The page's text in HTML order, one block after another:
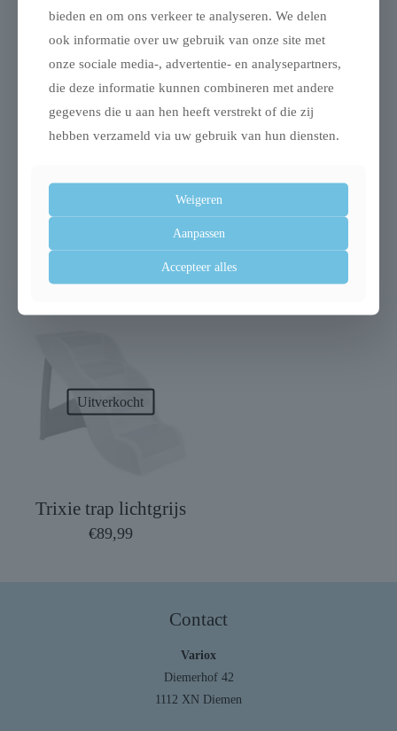
Trixie bakmat met
botjes voor hond
silicone
Trixie tube guard
€4,49
Uitverkocht
Trixie trap lichtgrijs
€89,99
Contact
Variox
Diemerhof 42
1112 XN Diemen
bieden en om ons verkeer te analyseren. We delen
ook informatie over uw gebruik van onze site met
onze sociale media-, advertentie- en analysepartners,
die deze informatie kunnen combineren met andere
gegevens die u aan hen heeft verstrekt of die zij
hebben verzameld via uw gebruik van hun diensten.
Weigeren
Aanpassen
Accepteer alles